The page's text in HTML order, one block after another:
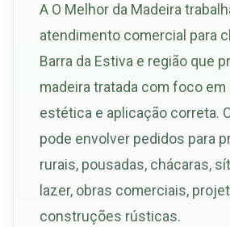
A O Melhor da Madeira
atendimento comercial para
Barra da Estiva e região que
madeira tratada com foco
estética e aplicação correta.
pode envolver pedidos para
rurais, pousadas, chácaras,
lazer, obras comerciais,
construções rústicas.